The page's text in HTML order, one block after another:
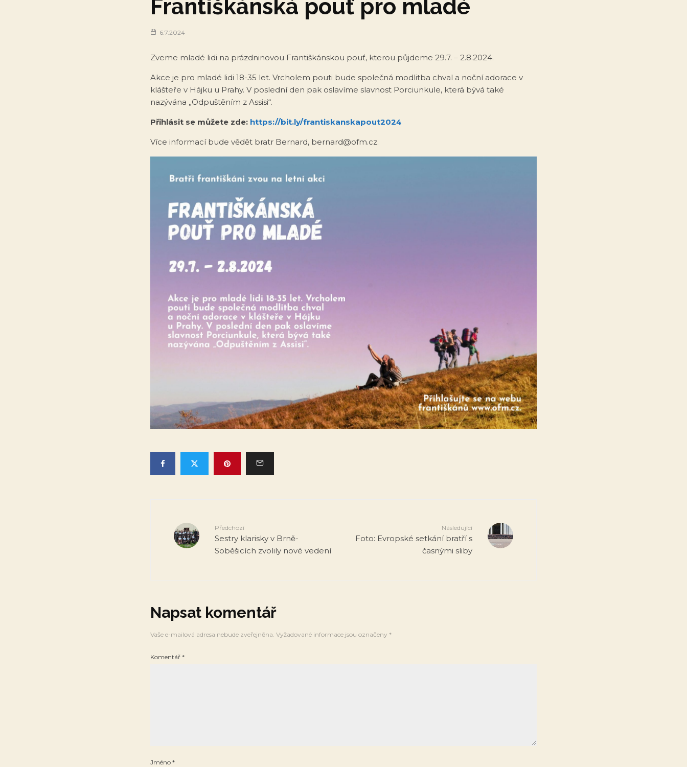
Františkánská pouť pro mladé
6.7.2024
Zveme mladé lidi na prázdninovou Františkánskou pouť, kterou půjdeme 29.7. – 2.8.2024.
Akce je pro mladé lidi 18-35 let. Vrcholem pouti bude společná modlitba chval a noční adorace v
klášteře v Hájku u Prahy. V poslední den pak oslavíme slavnost Porciunkule, která bývá také
nazývána „Odpuštěním z Assisi“.
Přihlásit se můžete zde: https://bit.ly/frantiskanskapout2024
Více informací bude vědět bratr Bernard, bernard@ofm.cz.
Předchozí
Sestry klarisky v Brně-
Soběšicích zvolily nové vedení
Následující
Foto: Evropské setkání bratří s
časnými sliby
Napsat komentář
Vaše e-mailová adresa nebude zveřejněna. Vyžadované informace jsou označeny *
Komentář *
Jméno *